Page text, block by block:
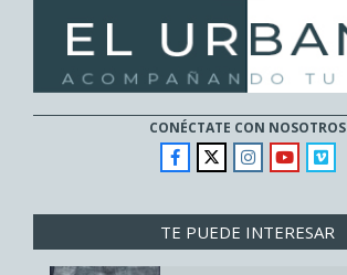
CONÉCTATE CON NOSOTROS
TE PUEDE INTERESAR